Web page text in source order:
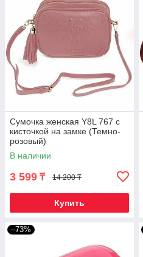
Сумочка женская Y8L 767 с
кисточкой на замке (Темно-
розовый)
В наличии
3 599 ₸ 14 200 ₸
Купить
–73%